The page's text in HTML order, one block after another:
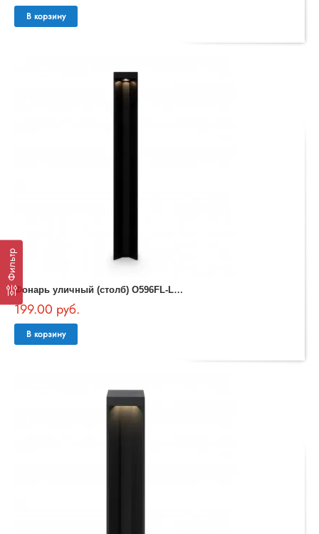
Фильтр
В корзину
Ф
онарь уличный (столб) O596FL-L9B4K1 Essen Outdoor
199.00 руб.
В корзину